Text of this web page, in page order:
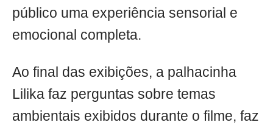
público uma experiência sensorial e
emocional completa.
Ao final das exibições, a palhacinha
Lilika faz perguntas sobre temas
ambientais exibidos durante o filme, faz